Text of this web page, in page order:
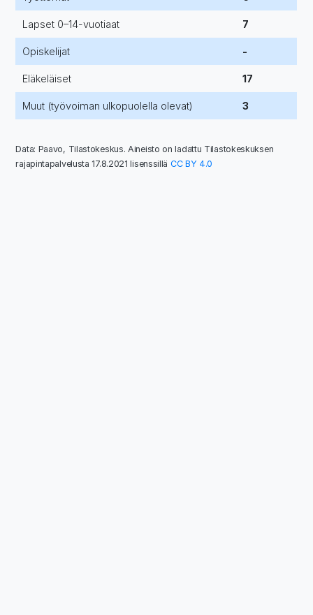
Lapset 0–14-vuotiaat 7
Opiskelijat -
Eläkeläiset 17
Muut (työvoiman ulkopuolella olevat) 3
Data: Paavo, Tilastokeskus. Aineisto on ladattu Tilastokeskuksen
rajapintapalvelusta 17.8.2021 lisenssillä CC BY 4.0